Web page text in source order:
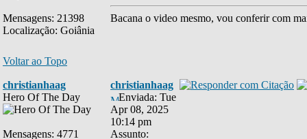
Mensagens: 21398
Localização: Goiânia
Bacana o video mesmo, vou conferir com
Voltar ao Topo
christianhaag
Hero Of The Day
Mensagens: 4771
christianhaag
Enviada: Tue
Apr 08, 2025
10:14 pm
Assunto: